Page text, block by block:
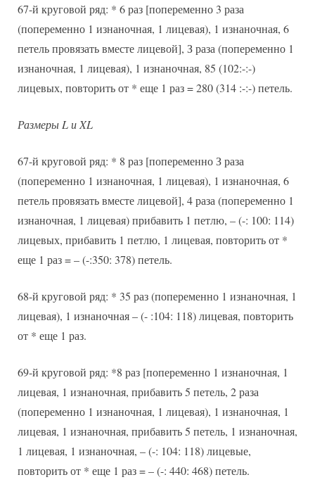
67-й круговой ряд: * 6 раз [попеременно 3 раза
(попеременно 1 изнаночная, 1 лицевая), 1 изнаночная, 6
петель провязать вместе лицевой], З раза (попеременно 1
изнаночная, 1 лицевая), 1 изнаночная, 85 (102:-:-)
лицевых, повторить от * еще 1 раз = 280 (314 :-:-) петель.
Размеры L и XL
67-й круговой ряд: * 8 раз [попеременно З раза
(попеременно 1 изнаночная, 1 лицевая), 1 изнаночная, 6
петель провязать вместе лицевой], 4 раза (попеременно 1
изнаночная, 1 лицевая) прибавить 1 петлю, – (-: 100: 114)
лицевых, прибавить 1 петлю, 1 лицевая, повторить от *
еще 1 раз = – (-:350: 378) петель.
68-й круговой ряд: * 35 раз (попеременно 1 изнаночная, 1
лицевая), 1 изнаночная – (- :104: 118) лицевая, повторить
от * еще 1 раз.
69-й круговой ряд: *8 раз [попеременно 1 изнаночная, 1
лицевая, 1 изнаночная, прибавить 5 петель, 2 раза
(попеременно 1 изнаночная, 1 лицевая), 1 изнаночная, 1
лицевая, 1 изнаночная, прибавить 5 петель, 1 изнаночная,
1 лицевая, 1 изнаночная, – (-: 104: 118) лицевые,
повторить от * еще 1 раз = – (-: 440: 468) петель.